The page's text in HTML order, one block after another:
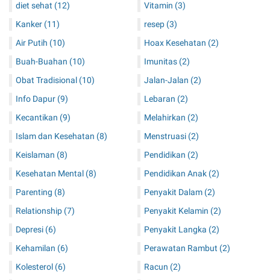
diet sehat (12)
Kanker (11)
Air Putih (10)
Buah-Buahan (10)
Obat Tradisional (10)
Info Dapur (9)
Kecantikan (9)
Islam dan Kesehatan (8)
Keislaman (8)
Kesehatan Mental (8)
Parenting (8)
Relationship (7)
Depresi (6)
Kehamilan (6)
Kolesterol (6)
Vitamin (3)
resep (3)
Hoax Kesehatan (2)
Imunitas (2)
Jalan-Jalan (2)
Lebaran (2)
Melahirkan (2)
Menstruasi (2)
Pendidikan (2)
Pendidikan Anak (2)
Penyakit Dalam (2)
Penyakit Kelamin (2)
Penyakit Langka (2)
Perawatan Rambut (2)
Racun (2)